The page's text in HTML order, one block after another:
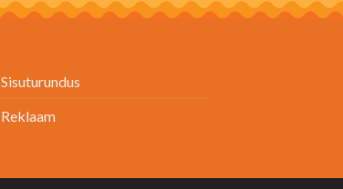
Sisuturundus
Reklaam